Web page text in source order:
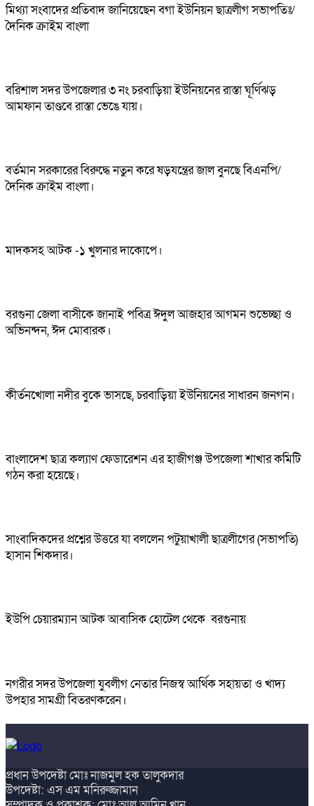
মিথ্যা সংবাদের প্রতিবাদ জানিয়েছেন বগা ইউনিয়ন ছাত্রলীগ সভাপতিঃ/
দৈনিক ক্রাইম বাংলা
বরিশাল সদর উপজেলার ৩ নং চরবাড়িয়া ইউনিয়নের রাস্তা ঘূর্ণিঝড়
আমফান তাণ্ডবে রাস্তা ভেঙে যায়।
বর্তমান সরকারের বিরুদ্ধে নতুন করে ষড়যন্ত্রের জাল বুনছে বিএনপি/
দৈনিক ক্রাইম বাংলা।
মাদকসহ আটক -১ খুলনার দাকোপে।
বরগুনা জেলা বাসীকে জানাই পবিত্র ঈদুল আজহার আগমন শুভেচ্ছা ও
অভিনন্দন, ঈদ মোবারক।
কীর্তনখোলা নদীর বুকে ভাসছে, চরবাড়িয়া ইউনিয়নের সাধারন জনগন।
বাংলাদেশ ছাত্র কল্যাণ ফেডারেশন এর হাজীগঞ্জ উপজেলা শাখার কমিটি
গঠন করা হয়েছে।
সাংবাদিকদের প্রশ্নের উত্তরে যা বললেন পটুয়াখালী ছাত্রলীগের (সভাপতি)
হাসান শিকদার।
ইউপি চেয়ারম্যান আটক আবাসিক হোটেল থেকে বরগুনায়
নগরীর সদর উপজেলা যুবলীগ নেতার নিজস্ব আর্থিক সহায়তা ও খাদ্য
উপহার সামগ্রী বিতরণকরেন।
প্রধান উপদেষ্টা মোঃ নাজমুল হক তালুকদার
উপদেষ্টা: এস এম মনিরুজ্জামান